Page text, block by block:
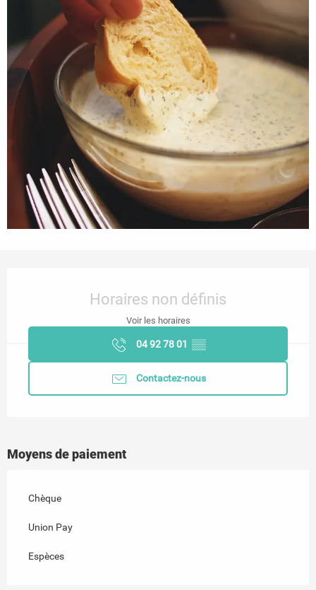
Horaires non définis
Voir les horaires
04 92 78 01 ▒▒
Contactez-nous
Moyens de paiement
Chèque
Union Pay
Espèces